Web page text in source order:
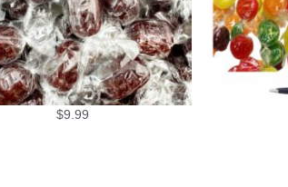
$9.99